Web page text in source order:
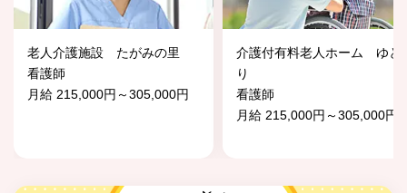
老人介護施設 たがみの里
看護師
月給 215,000円～305,000円
介護付有料老人ホーム ゆと
り
看護師
月給 215,000円～305,000円